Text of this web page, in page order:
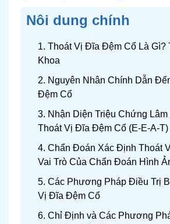
Nôi dung chính
1. Thoát Vị Đĩa Đệm Cổ Là Gì?
Khoa
2. Nguyên Nhân Chính Dẫn
Đệm Cổ
3. Nhận Diện Triệu Chứng Lâm
Thoát Vị Đĩa Đệm Cổ (E-E-A-T)
4. Chẩn Đoán Xác Định Thoát
Vai Trò Của Chẩn Đoán Hình
5. Các Phương Pháp Điều Trị
Vị Đĩa Đệm Cổ
6. Chỉ Định và Các Phương